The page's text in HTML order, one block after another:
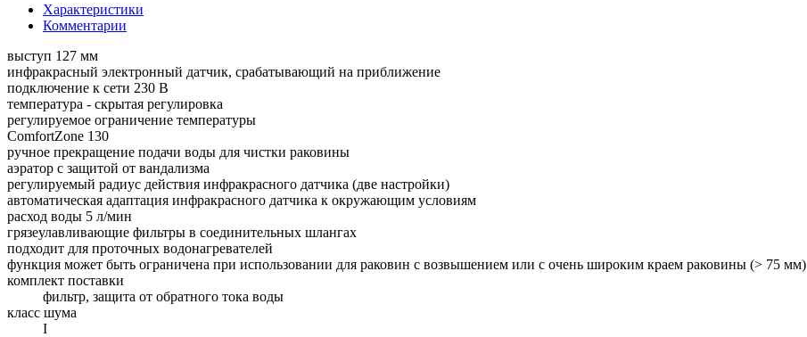
Характеристики
Комментарии
выступ 127 мм
инфракрасный электронный датчик, срабатывающий на приближение
подключение к сети 230 В
температура - скрытая регулировка
регулируемое ограничение температуры
ComfortZone 130
ручное прекращение подачи воды для чистки раковины
аэратор с защитой от вандализма
регулируемый радиус действия инфракрасного датчика (две настройки)
автоматическая адаптация инфракрасного датчика к окружающим условиям
расход воды 5 л/мин
грязеулавливающие фильтры в соединительных шлангах
подходит для проточных водонагревателей
функция может быть ограничена при использовании для раковин с возвышением или с очень широким краем раковины (> 75 мм)
комплект поставки
фильтр, защита от обратного тока воды
класс шума
I